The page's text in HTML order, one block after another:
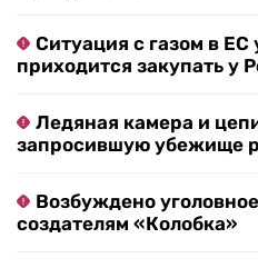
Ситуация с газом в ЕС
приходится закупать у
Ледяная камера и
запросившую убежище
Возбуждено
создателям «Колобка»